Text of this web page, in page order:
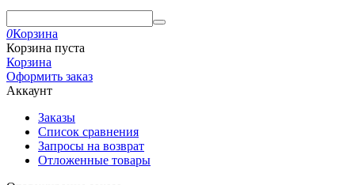
0Корзина
Корзина пуста
Корзина
Оформить заказ
Аккаунт
Заказы
Список сравнения
Запросы на возврат
Отложенные товары